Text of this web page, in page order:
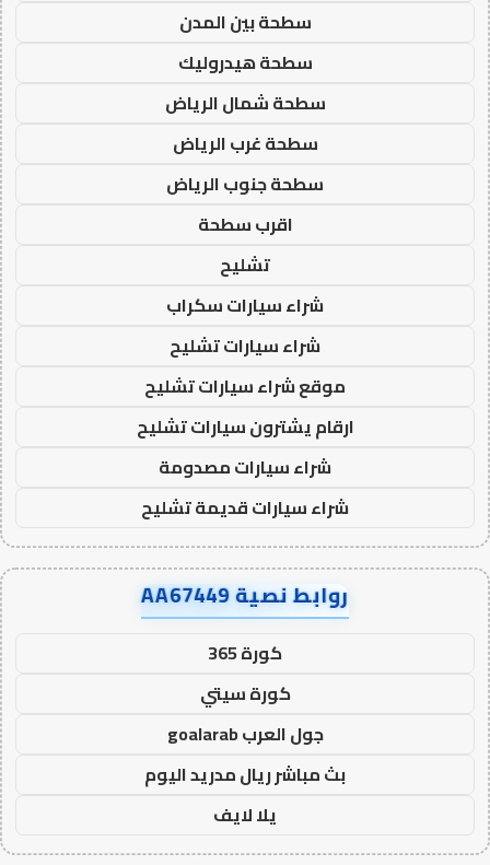
سطحة بين المدن
سطحة هيدروليك
سطحة شمال الرياض
سطحة غرب الرياض
سطحة جنوب الرياض
اقرب سطحة
تشليح
شراء سيارات سكراب
شراء سيارات تشليح
موقع شراء سيارات تشليح
ارقام يشترون سيارات تشليح
شراء سيارات مصدومة
شراء سيارات قديمة تشليح
روابط نصية AA67449
كورة 365
كورة سيتي
جول العرب goalarab
بث مباشر ريال مدريد اليوم
يلا لايف